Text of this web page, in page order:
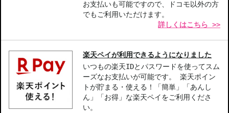
優しい成分-赤ちゃんの敏感肌に配慮された成分で、安心して使用
ギフトに最適-お祝い事や出産祝いとしても喜ばれるパッケージ。
【こんな方へおすすめ】
赤ちゃんをお迎えする方
敏感肌のお子様をお持ちの方
商品番号：10711667
お支払いも可能ですので、ドコモ以外の方
でもご利用いただけます。
詳しくはこちら >>
楽天ペイが利用できるようになりました
いつもの楽天IDとパスワードを使ってスム
ーズなお支払いが可能です。 楽天ポイン
トが貯まる・使える！「簡単」「あんし
ん」「お得」な楽天ペイをご利用くださ
い。